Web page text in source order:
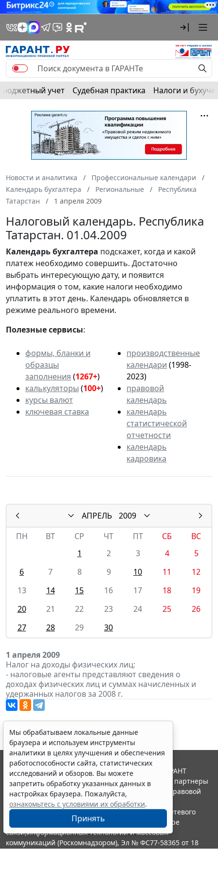
Бюджетный учет Судебная практика Налоги и
Новости и аналитика
Профессиональные календари
Календарь бухгалтера
Региональные
Республика
Татарстан
1 апреля 2009
Налоговый календарь. Республика
Татарстан. 01.04.2009
Календарьбухгалтера подскажет, когда и какой
платеж необходимо совершить. Достаточно
выбрать интересующую дату, и появится
информация о том, какие налоги необходимо
уплатить в этот день. Календарь обновляется в
режиме реального времени.
Полезные сервисы:
формы, бланки и
образцы
заполнения (1267+)
калькуляторы (100+)
курсы валют
ключевая ставка
производственные
календари (1998-
2023)
правовой
календарь
календарь
статистической
отчетности
календарь
кадровика
АПРЕЛЬ
2009
ПН
ВТ СР ЧТ ПТ СБ
ВС
1
2 3 4
5
6
7 8 9 10 11
12
13
14 15 16 17 18
19
20
21 22 23 24 25
26
27
28 29 30
1 апреля 2009
Налог на доходы физических лиц:
- налоговые агенты представляют сведения о
доходах физических лиц и суммах начисленных и
удержанных налогов за 2008 г.
Мы обрабатываем локальные данные
браузера и используем инструменты
аналитики в целях улучшения и обеспечения
работоспособности сайта, статистических
исследований и обзоров. Вы можете
запретить обработку указанных данных в
настройках браузера. Пожалуйста,
ознакомьтесь с условиями их обработки.
Принять
© ООО "НПП "ГАРАНТ-СЕРВИС", 2026. Система ГАРАНТ
выпускается с 1990 года. Компания "Гарант" и ее партнеры
являются участниками Российской ассоциации правовой
информации ГАРАНТ.
Портал ГАРАНТ.РУ зарегистрирован в качестве сетевого
издания Федеральной службой по надзору в сфере
связи,информационных технологий и массовых
коммуникаций (Роскомнадзором), Эл № ФС77-58365 от 18